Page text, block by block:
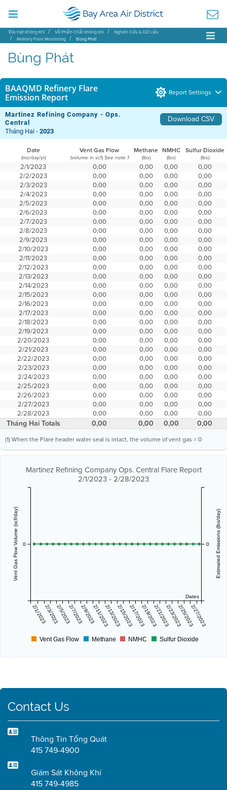
Địa Hạt Không Khí Về Phẩm Chất Không Khí
Nghiên Cứu & Dữ Liệu
Refinery Flare Monitoring
Bùng Phát
Bùng Phát
BAAQMD Refinery Flare
Emission Report
Report Settings
Martinez Refining Company - Ops.
Central
Download CSV
Tháng Hai -2023
Date Vent Gas Flow Methane NMHC Sulfur Dioxide
(mo/day/yr) (volume in scf) See note 1 (lbs) (lbs) (lbs)
2/1/2023 0,00 0,00 0,00
0,00
2/2/2023
0,00 0,00 0,00
0,00
2/3/2023
0,00 0,00 0,00
0,00
2/4/2023
0,00 0,00 0,00
0,00
2/5/2023
0,00 0,00 0,00
0,00
2/6/2023
0,00 0,00 0,00
0,00
2/7/2023
0,00 0,00 0,00
0,00
2/8/2023
0,00 0,00 0,00
0,00
2/9/2023
0,00 0,00 0,00
0,00
2/10/2023
0,00 0,00 0,00
0,00
2/11/2023
0,00 0,00 0,00
0,00
2/12/2023
0,00 0,00 0,00
0,00
2/13/2023
0,00 0,00 0,00
0,00
2/14/2023
0,00 0,00 0,00
0,00
2/15/2023
0,00 0,00 0,00
0,00
2/16/2023
0,00 0,00 0,00
0,00
2/17/2023
0,00 0,00 0,00
0,00
2/18/2023
0,00 0,00 0,00
0,00
2/19/2023
0,00 0,00 0,00
0,00
2/20/2023
0,00 0,00 0,00
0,00
2/21/2023
0,00 0,00 0,00
0,00
2/22/2023
0,00 0,00 0,00
0,00
2/23/2023
0,00 0,00 0,00
0,00
2/24/2023
0,00 0,00 0,00
0,00
2/25/2023
0,00 0,00 0,00
0,00
2/26/2023
0,00 0,00 0,00
0,00
2/27/2023
0,00 0,00 0,00
0,00
2/28/2023
0,00 0,00 0,00 0,00
Tháng Hai Totals 0,00 0,00 0,00 0,00
(1) When the Flare header water seal is intact, the volume of vent gas = 0
Martinez Refining Company Ops. Central Flare Report
2/1/2023 - 2/28/2023
Dates
2/1/20232/3/20232/5/20232/7/20232/9/20232/11/20232/13/20232/15/20232/17/20232/19/20232/21/20232/23/20232/25/20232/27/2023
Vent Gas Flow Volume (scf/day) 0 Estimated Emissions (lbs/day)
0
Vent Gas Flow Methane NMHC Sulfur Dioxide
Contact Us
Thông Tin Tổng Quát
415 749-4900
Giám Sát Không Khí
415 749-4985